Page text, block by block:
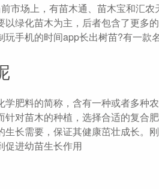
市场上，有苗木通、苗木宝和汇
绿化苗木为主，后者包含了更多
手机的时间app长出树苗?有一款
肥料的简称，含有一种或者多种
对苗木的种植，选择合适的复合
长需要，保证其健康茁壮成长。
促进幼苗生长作用